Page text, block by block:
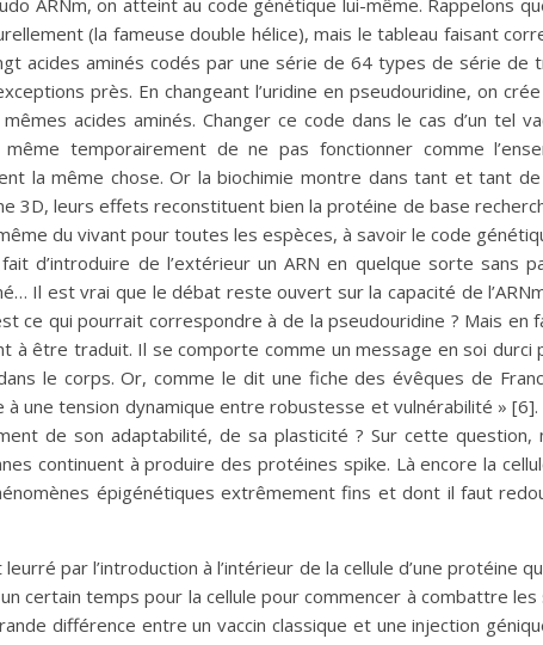
ARNm, on atteint au code génétique lui-même. Rappelons
(la fameuse double hélice), mais le tableau faisant
acides aminés codés par une série de 64 types de série
près. En changeant l’uridine en pseudouridine, on
acides aminés. Changer ce code dans le cas d’un tel
temporairement de ne pas fonctionner comme
la même chose. Or la biochimie montre dans tant et tant
3D, leurs effets reconstituent bien la protéine de base
du vivant pour toutes les espèces, à savoir le code
d’introduire de l’extérieur un ARN en quelque sorte sans
Il est vrai que le débat reste ouvert sur la capacité de
ce qui pourrait correspondre à de la pseudouridine ? Mais
à être traduit. Il se comporte comme un message en soi
le corps. Or, comme le dit une fiche des évêques de
une tension dynamique entre robustesse et vulnérabilité »
de son adaptabilité, de sa plasticité ? Sur cette question,
continuent à produire des protéines spike. Là encore la
épigénétiques extrêmement fins et dont il faut
par l’introduction à l’intérieur de la cellule d’une protéine
certain temps pour la cellule pour commencer à combattre
différence entre un vaccin classique et une injection